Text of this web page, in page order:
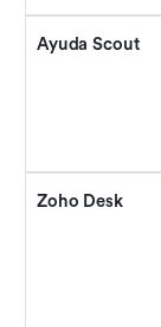
Ayuda Scout
Zoho Desk